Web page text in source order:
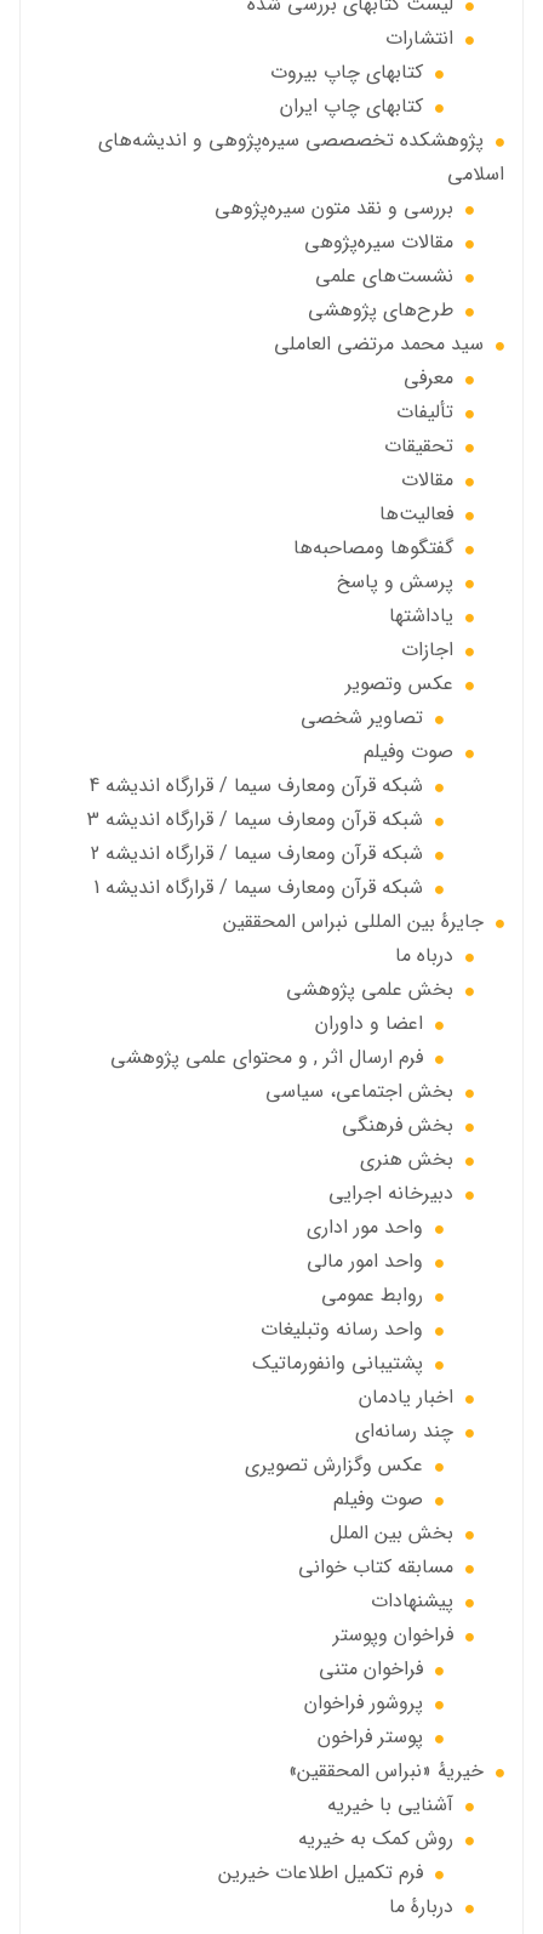
انتشارات
كتابهاي چاپ بيروت
كتابهاي چاپ ايران
پژوهشكده تخصصصى سیره‌پژوهی و اندیشه‌های
اسلامی
بررسی و نقد متون سیره‌پژوهی
مقالات سيره‌پژوهى
نشست‌های علمی
طرح‌های پژوهشی
سید محمد مرتضی العاملی
معرفی
تألیفات
تحقیقات
مقالات
فعالیت‌ها
گفتگوها ومصاحبه‌ها
پرسش و پاسخ
یاداشتها
اجازات
عكس وتصوير
تصاوير شخصى
صوت وفیلم
شبكه قرآن ومعارف سيما / قرارگاه انديشه 4
شبكه قرآن ومعارف سيما / قرارگاه انديشه 3
شبكه قرآن ومعارف سيما / قرارگاه انديشه 2
شبكه قرآن ومعارف سيما / قرارگاه انديشه 1
جايرهٔ بین المللی نبراس المحققین
درباه ما
بخش علمی پژوهشی
اعضا و داوران
فرم ارسال اثر , و محتوای علمی پژوهشی
بخش اجتماعی، سياسي
بخش فرهنگی
بخش هنری
دبیرخانه اجرایی
واحد مور اداری
واحد امور مالی
روابط عمومی
واحد رسانه وتبلیغات
پشتیبانی وانفورماتیک
اخبار يادمان
چند رسانه‌ای
عکس وگزارش تصویری
صوت وفيلم
بخش بين الملل
مسابقه کتاب خوانی
پیشنهادات
فراخوان‌ وپوستر
فراخوان متني
پروشور فراخوان
پوستر فراخون
خيريهٔ «نبراس المحققين»
آشنایی با خیریه
روش کمک به خیریه
فرم تکمیل اطلاعات خیرین
دربارهٔ ما